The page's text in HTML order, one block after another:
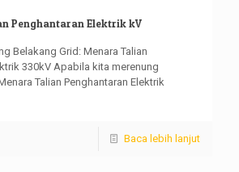
Penghantaran Elektrik kV
Belakang Grid: Menara Talian
330kV Apabila kita merenung
Talian Penghantaran Elektrik
Baca lebih lanjut